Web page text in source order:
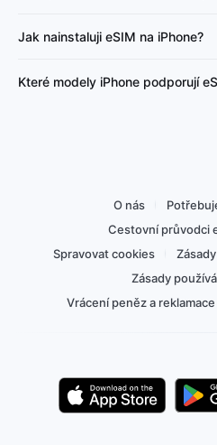
Jak nainstaluji eSIM na iPhone?
Které modely iPhone podporují
O nás
Cestovní průvodci
Spravovat cookies
Zásady
Vrácení peněz a reklamace